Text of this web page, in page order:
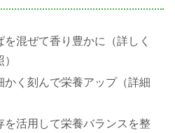
混ぜて香り豊かに（詳しく
かく刻んで栄養アップ（詳細
を活用して栄養バランスを整